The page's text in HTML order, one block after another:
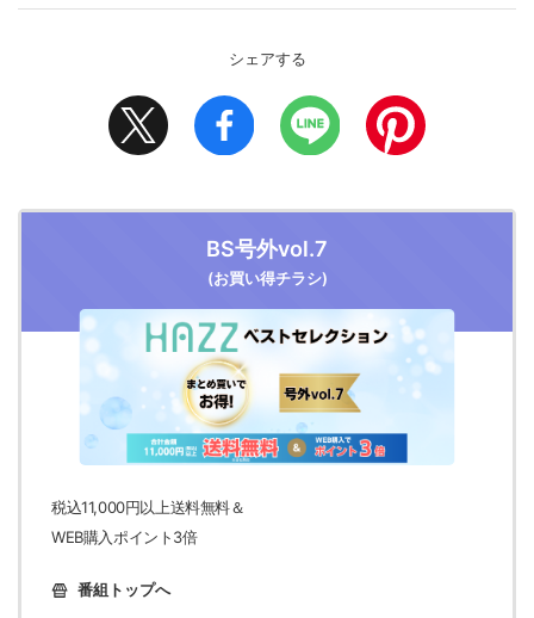
BS号外vol.7
(お買い得チラシ)
税込11,000円以上送料無料＆
WEB購入ポイント3倍
番組トップへ
シェアする